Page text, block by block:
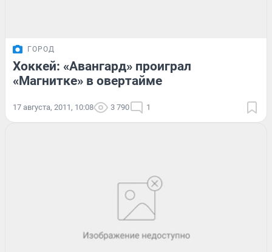
ГОРОД
Хоккей: «Авангард» проиграл
«Магнитке» в овертайме
17 августа, 2011, 10:08 3 790 1